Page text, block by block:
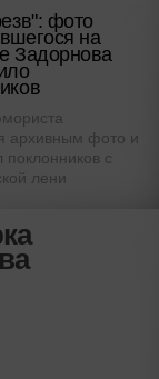
фото
на
Задорнова
архивным фото и
поклонников с
лени